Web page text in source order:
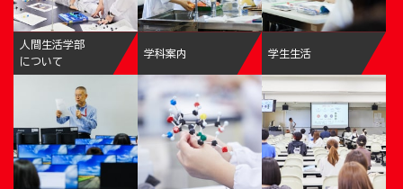
人間生活学部
について
学科案内 学生生活